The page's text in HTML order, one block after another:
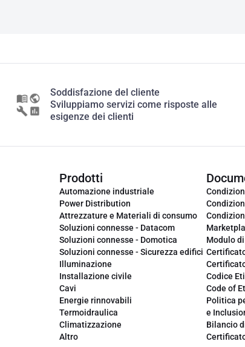
Soddisfazione del cliente
Sviluppiamo servizi come risposte alle
esigenze dei clienti
Prodotti
Automazione industriale
Power Distribution
Attrezzature e Materiali di consumo
Soluzioni connesse - Datacom
Soluzioni connesse - Domotica
Soluzioni connesse - Sicurezza edifici
Illuminazione
Installazione civile
Cavi
Energie rinnovabili
Termoidraulica
Climatizzazione
Altro
Modulo
Codice
Code of
Politica
e
Bilancio